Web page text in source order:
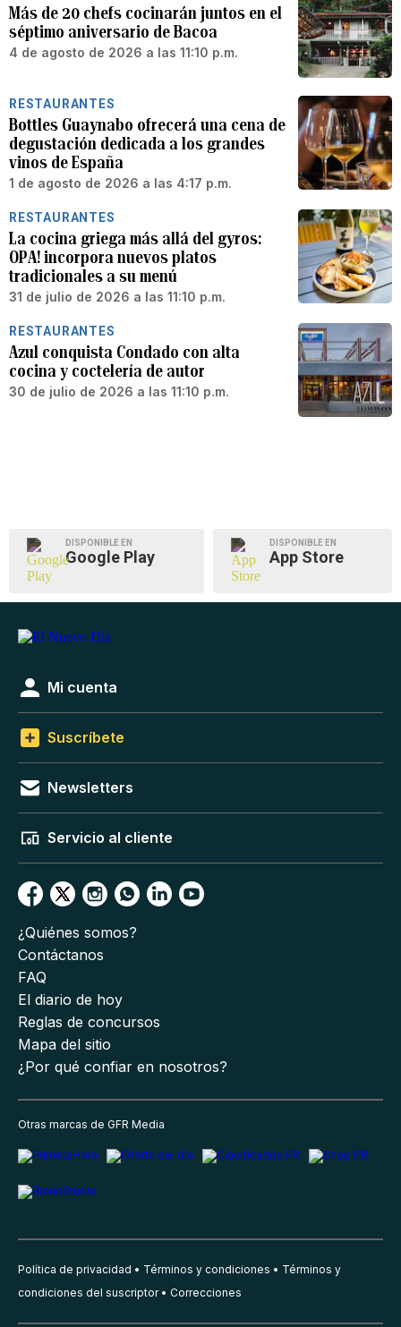
Más de 20 chefs cocinarán juntos en el
séptimo aniversario de Bacoa
4 de agosto de 2026 a las 11:10 p.m.
RESTAURANTES
Bottles Guaynabo ofrecerá una cena de
degustación dedicada a los grandes
vinos de España
1 de agosto de 2026 a las 4:17 p.m.
RESTAURANTES
La cocina griega más allá del gyros:
OPA! incorpora nuevos platos
tradicionales a su menú
31 de julio de 2026 a las 11:10 p.m.
RESTAURANTES
Azul conquista Condado con alta
cocina y coctelería de autor
30 de julio de 2026 a las 11:10 p.m.
DISPONIBLE EN
Google Play
DISPONIBLE EN
App Store
Mi cuenta
Suscríbete
Newsletters
Servicio al cliente
¿Quiénes somos?
Contáctanos
FAQ
El diario de hoy
Reglas de concursos
Mapa del sitio
¿Por qué confiar en nosotros?
Otras marcas de GFR Media
Política de privacidad Términos y condiciones
Términos y
condiciones del suscriptor
Correcciones